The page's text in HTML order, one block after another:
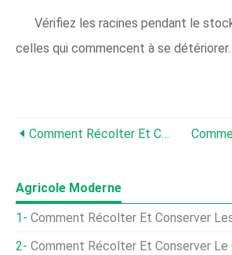
Vérifiez les racines pendant le
celles qui commencent à se détériorer.
Comment Récolter Et Conserver L'ail Comment
Agricole Moderne
Comment Récolter Et Conserver
Comment Récolter Et Conserver Le